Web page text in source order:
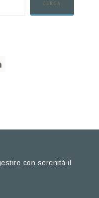
CERCA
con serenità il